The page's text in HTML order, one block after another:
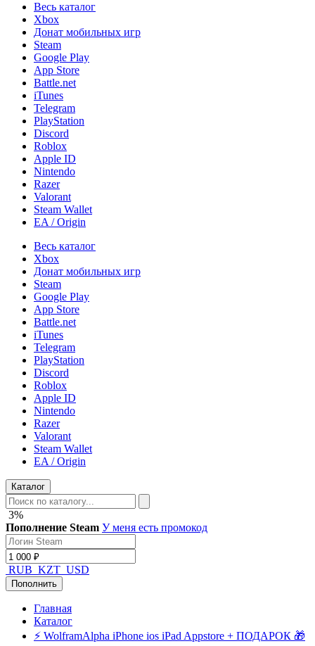
Весь каталог
Xbox
Донат мобильных игр
Steam
Google Play
App Store
Battle.net
iTunes
Telegram
PlayStation
Discord
Roblox
Apple ID
Nintendo
Razer
Valorant
Steam Wallet
EA / Origin
Весь каталог
Xbox
Донат мобильных игр
Steam
Google Play
App Store
Battle.net
iTunes
Telegram
PlayStation
Discord
Roblox
Apple ID
Nintendo
Razer
Valorant
Steam Wallet
EA / Origin
Каталог
3%
Пополнение Steam У меня есть промокод
RUB KZT USD
Пополнить
Главная
Каталог
⚡️ WolframAlpha iPhone ios iPad Appstore + ПОДАРОК 🎁